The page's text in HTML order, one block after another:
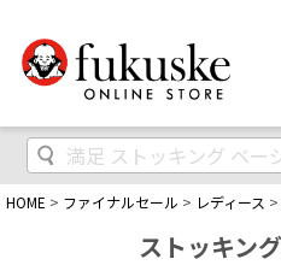
HOME ファイナルセール レディース
ストッキング